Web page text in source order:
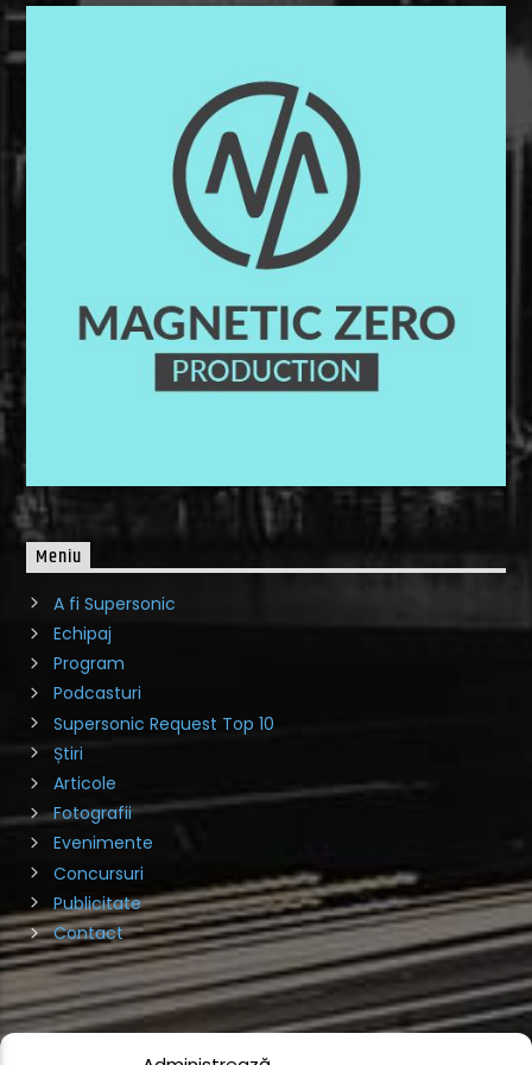
Meniu
A fi Supersonic
Echipaj
Program
Podcasturi
Supersonic Request Top 10
Știri
Articole
Fotografii
Evenimente
Concursuri
Publicitate
Contact